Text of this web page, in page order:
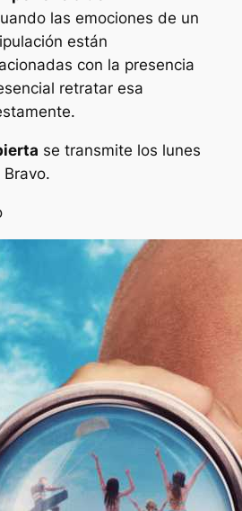
las emociones de un
están
con la presencia
retratar esa
se transmite los lunes
Bravo.